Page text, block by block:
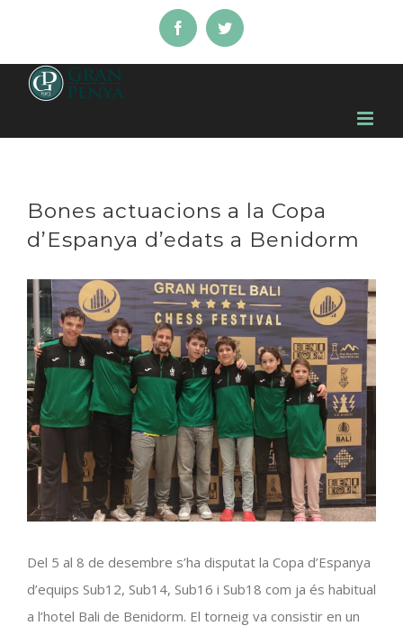
content
FacebookTwitter
Bones actuacions a la Copa
d’Espanya d’edats a Benidorm
View
Larger
Image
Del 5 al 8 de desembre s’ha disputat la Copa d’Espanya
d’equips Sub12, Sub14, Sub16 i Sub18 com ja és habitual
a l’hotel Bali de Benidorm. El torneig va consistir en un